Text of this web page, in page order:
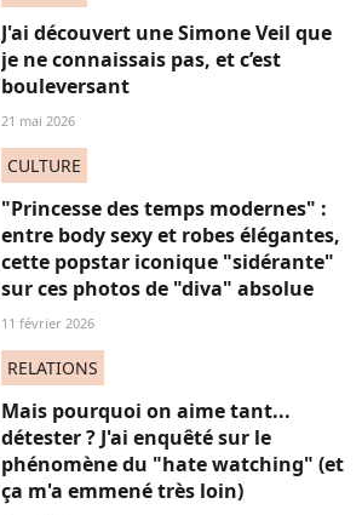
J'ai découvert une Simone Veil que
je ne connaissais pas, et c’est
bouleversant
21 mai 2026
CULTURE
"Princesse des temps modernes" :
entre body sexy et robes élégantes,
cette popstar iconique "sidérante"
sur ces photos de "diva" absolue
11 février 2026
RELATIONS
Mais pourquoi on aime tant...
détester ? J'ai enquêté sur le
phénomène du "hate watching" (et
ça m'a emmené très loin)